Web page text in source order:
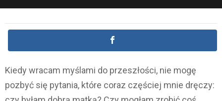
Kiedy wracam myślami do przeszłości, nie mogę
pozbyć się pytania, które coraz częściej mnie dręczy: